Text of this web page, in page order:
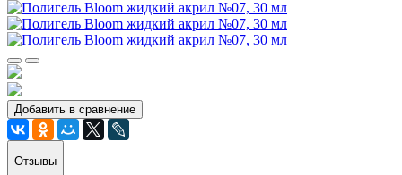
Добавить в сравнение
Отзывы